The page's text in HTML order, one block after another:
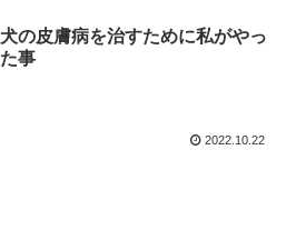
犬の皮膚病を治すために私がやっ
た事
2022.10.22